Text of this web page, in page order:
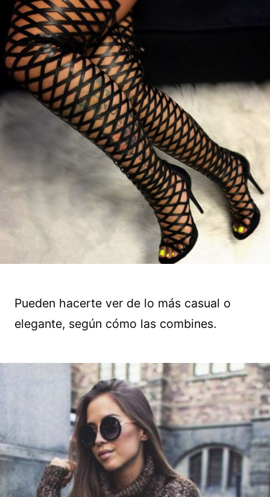
Pueden hacerte ver de lo más casual o
elegante, según cómo las combines.